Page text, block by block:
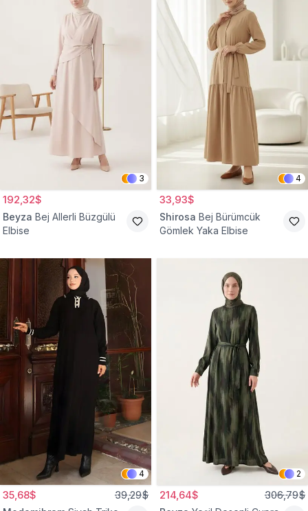
3
192,32$
Beyza Bej Allerli Büzgülü
Elbise
4
33,93$
Shirosa Bej Bürümcük
Gömlek Yaka Elbise
4
35,68$ 39,29$
2
214,64$ 306,79$